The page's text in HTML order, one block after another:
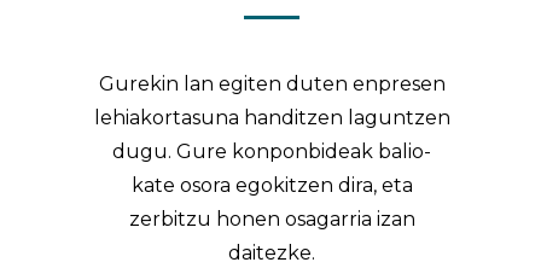
Gurekin lan egiten duten enpresen
lehiakortasuna handitzen laguntzen
dugu. Gure konponbideak balio-
kate osora egokitzen dira, eta
zerbitzu honen osagarria izan
daitezke.